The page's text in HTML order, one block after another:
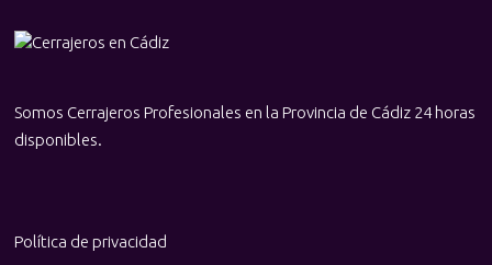
Somos Cerrajeros Profesionales en la Provincia de Cádiz 24 horas
disponibles.
Política de privacidad